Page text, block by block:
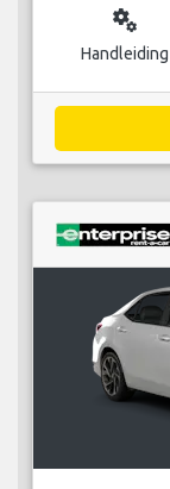
miscellaneous_services
Handleiding